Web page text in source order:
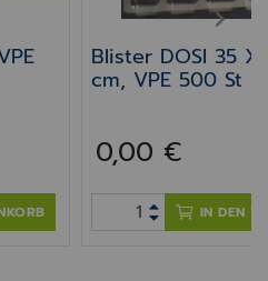
Blister DOSI 35
cm, VPE 500 St
0,00 €
IN DEN
NEXT